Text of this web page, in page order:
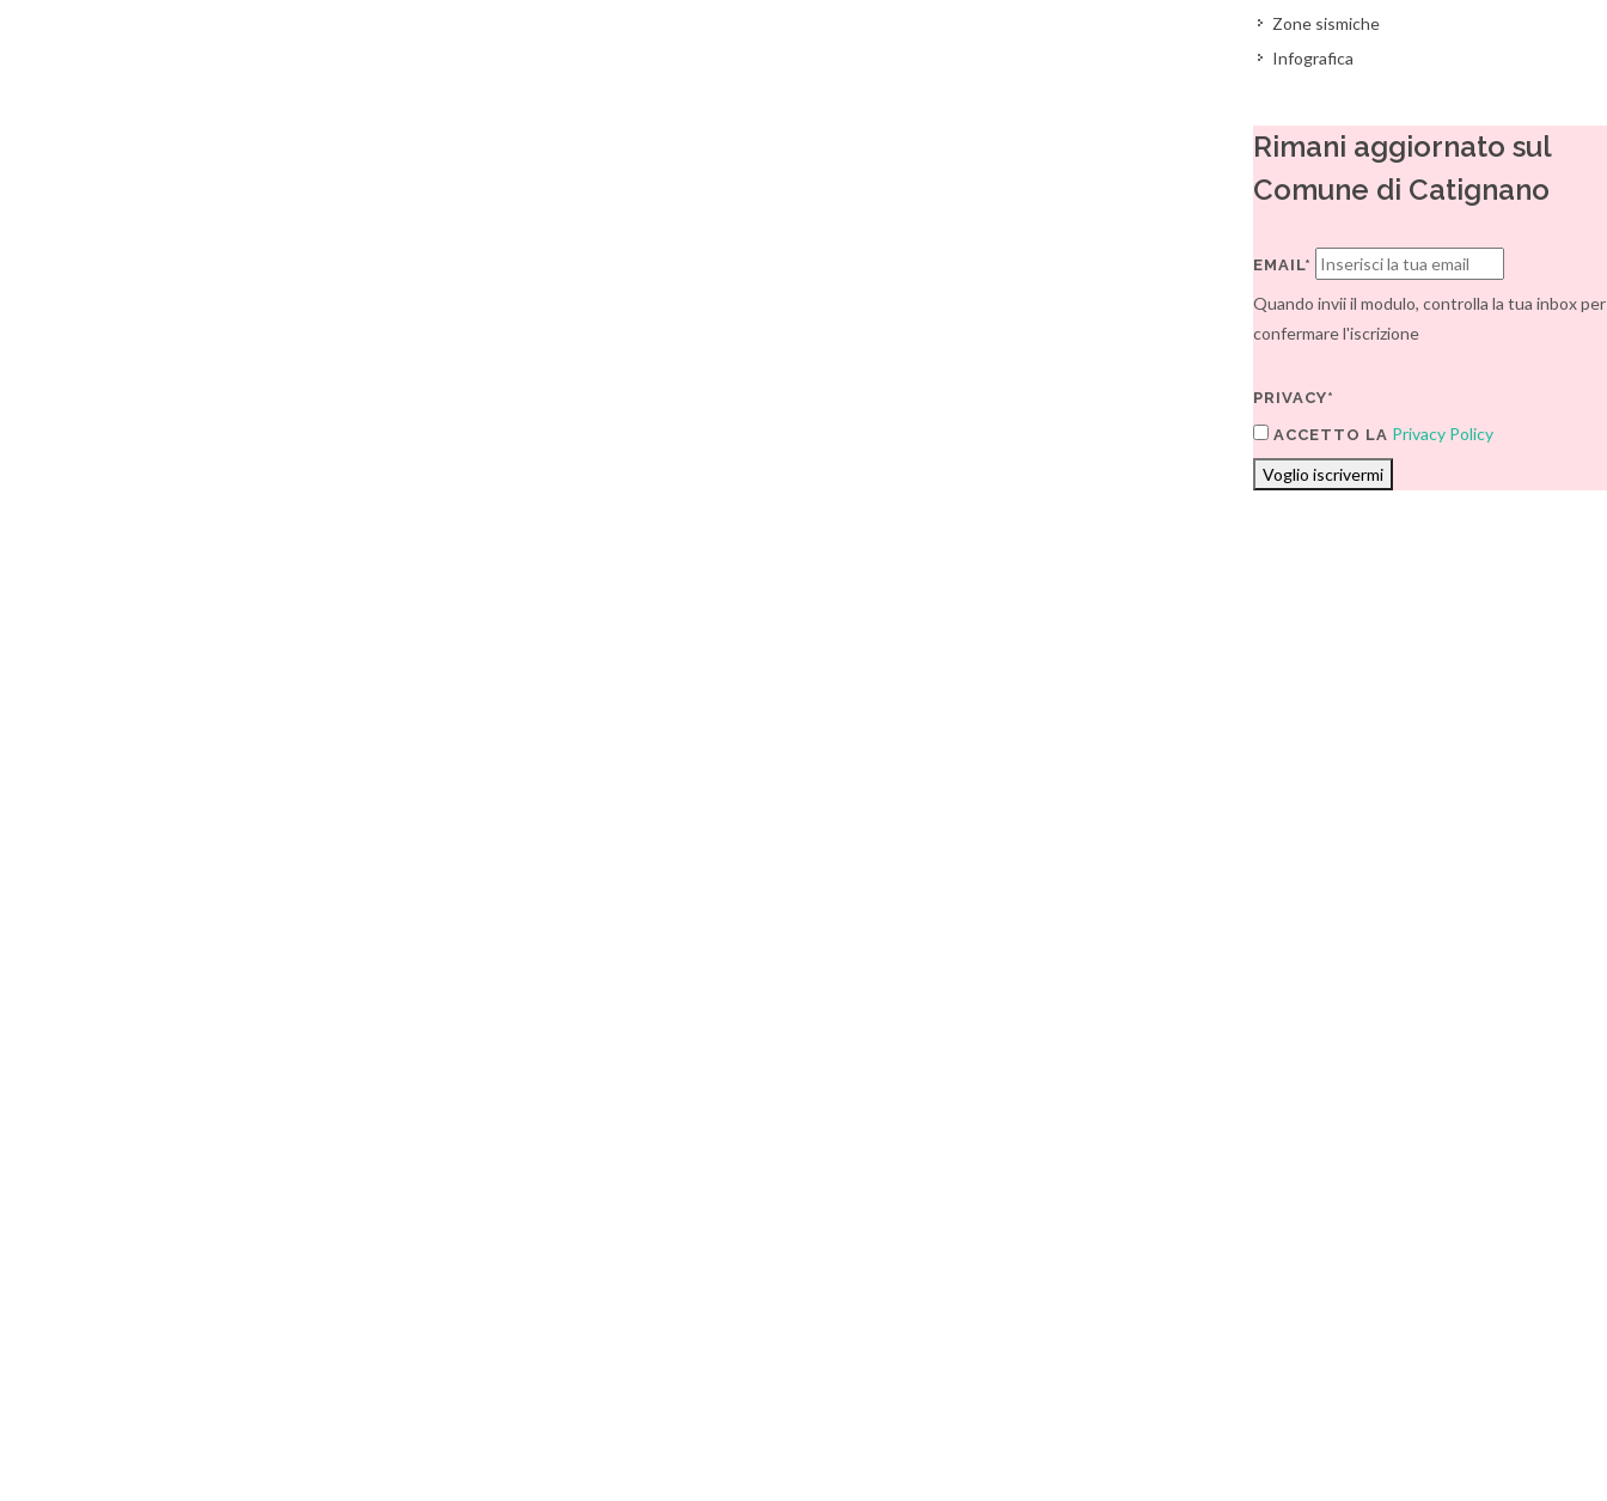
Zone sismiche
Infografica
Rimani aggiornato sul
Comune di Catignano
EMAIL*
Quando invii il modulo, controlla la tua inbox per
confermare l'iscrizione
PRIVACY*
ACCETTO LA Privacy Policy
Voglio iscrivermi